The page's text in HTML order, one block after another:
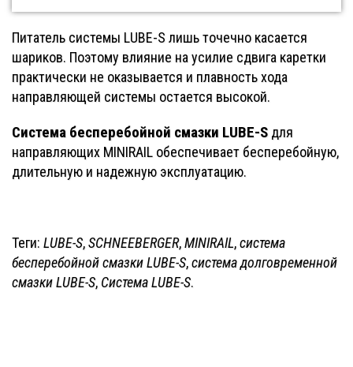
Питатель системы LUBE-S лишь точечно касается
шариков. Поэтому влияние на усилие сдвига каретки
практически не оказывается и плавность хода
направляющей системы остается высокой.
Система бесперебойной смазки LUBE-S для
направляющих MINIRAIL обеспечивает бесперебойную,
длительную и надежную эксплуатацию.
Теги: LUBE-S,SCHNEEBERGER,MINIRAIL,система
бесперебойной смазки LUBE-S,система долговременной
смазки LUBE-S, Система LUBE-S.